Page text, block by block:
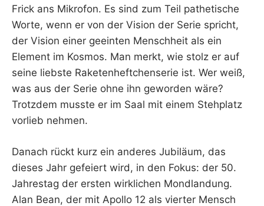
Frick ans Mikrofon. Es sind zum Teil pathetische
Worte, wenn er von der Vision der Serie spricht,
der Vision einer geeinten Menschheit als ein
Element im Kosmos. Man merkt, wie stolz er auf
seine liebste Raketenheftchenserie ist. Wer weiß,
was aus der Serie ohne ihn geworden wäre?
Trotzdem musste er im Saal mit einem Stehplatz
vorlieb nehmen.
Danach rückt kurz ein anderes Jubiläum, das
dieses Jahr gefeiert wird, in den Fokus: der 50.
Jahrestag der ersten wirklichen Mondlandung.
Alan Bean, der mit Apollo 12 als vierter Mensch